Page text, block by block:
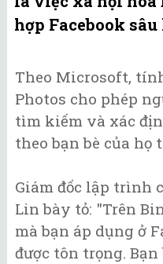
hợp Facebook sâu
Theo Microsoft,
Photos cho phép
tìm kiếm và xác
theo bạn bè của họ
Giám đốc lập trình
Lin bày tỏ: "Trên
mà bạn áp dụng ở
được tôn trọng. Bạn